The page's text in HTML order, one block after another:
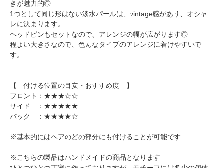
きが魅力的◎
1つとして同じ形はない淡水パールは、vintage感があり、オシャ
レに決まります。
ヘッドピンもセットなので、アレンジの幅が広がります◎
程よい大きさなので、色んなタイプのアレンジに着けやすいで
す。
【 付ける位置の目安・おすすめ度 】
フロント：★★★☆☆
サイド ：★★★★★
バック ：★★★★☆
※基本的にはヘアのどの部分にも付けることが可能です
※こちらの製品はハンドメイドの商品となります